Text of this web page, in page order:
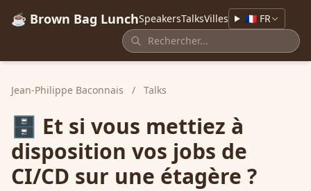
☕ Brown Bag LunchSpeakersTalksVilles 🇫🇷 FR
Jean-Philippe Baconnais / Talks
🗄️ Et si vous mettiez à
disposition vos jobs de
CI/CD sur une étagère ?